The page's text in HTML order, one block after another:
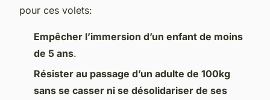
pour ces volets:
Empêcher l’immersion d’un enfant de moins
de 5 ans.
Résister au passage d’un adulte de 100kg
sans se casser ni se désolidariser de ses